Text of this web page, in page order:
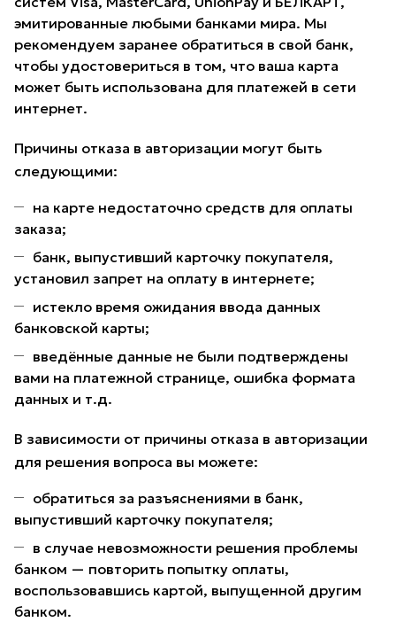
эмитированные любыми банками мира. Мы
рекомендуем заранее обратиться в свой банк,
чтобы удостовериться в том, что ваша карта
может быть использована для платежей в сети
интернет.
Причины отказа в авторизации могут быть
следующими:
на карте недостаточно средств для оплаты
заказа;
банк, выпустивший карточку покупателя,
установил запрет на оплату в интернете;
истекло время ожидания ввода данных
банковской карты;
введённые данные не были подтверждены
вами на платежной странице, ошибка формата
данных и т.д.
В зависимости от причины отказа в авторизации
для решения вопроса вы можете:
обратиться за разъяснениями в банк,
выпустивший карточку покупателя;
в случае невозможности решения проблемы
банком — повторить попытку оплаты,
воспользовавшись картой, выпущенной другим
банком.